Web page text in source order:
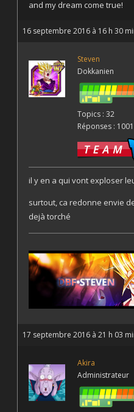
and my dream come true!
16 septembre 2016 à 16 h 30
Steven
Dokkanien
Topics : 32
Réponses : 1001
il y en a qui vont exploser
surtout, ca redonne envie
dejà torché
17 septembre 2016 à 21 h 03
Akira
Administrateur